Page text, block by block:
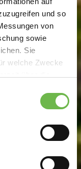
und so
von
sowie
Sie
welche Zwecke
Lage